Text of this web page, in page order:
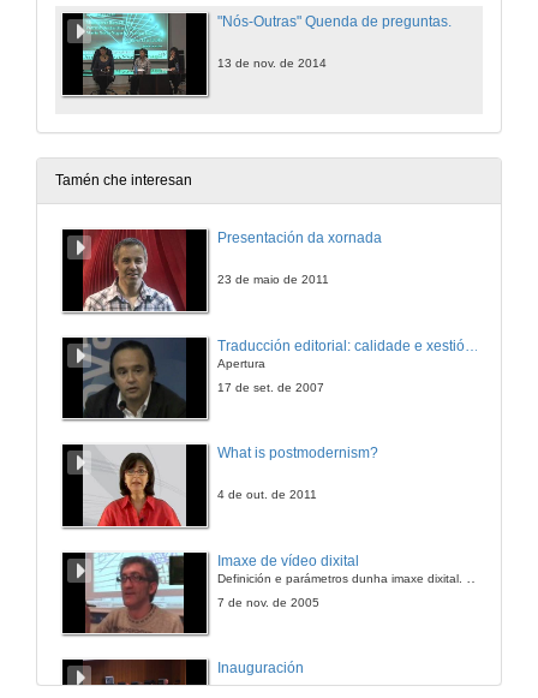
"Nós-Outras" Quenda de preguntas.
13 de nov. de 2014
Tamén che interesan
Presentación da xornada
23 de maio de 2011
Apertura
17 de set. de 2007
What is postmodernism?
4 de out. de 2011
Imaxe de vídeo dixital
Definición e parámetros dunha imaxe dixital. Resolución e Aspecto. Profundidade da cor. Compresión. Frame por segundo. Entrelazado. Campos, cadros
7 de nov. de 2005
Inauguración